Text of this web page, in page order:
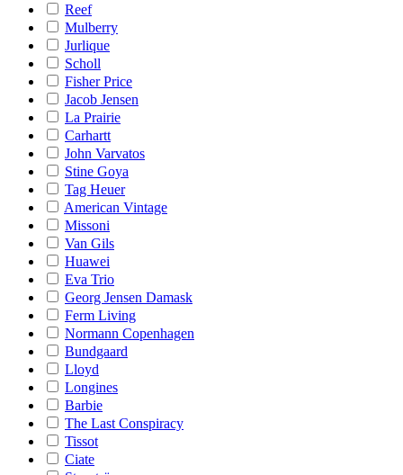
Reef
Mulberry
Jurlique
Scholl
Fisher Price
Jacob Jensen
La Prairie
Carhartt
John Varvatos
Stine Goya
Tag Heuer
American Vintage
Missoni
Van Gils
Huawei
Eva Trio
Georg Jensen Damask
Ferm Living
Normann Copenhagen
Bundgaard
Lloyd
Longines
Barbie
The Last Conspiracy
Tissot
Ciate